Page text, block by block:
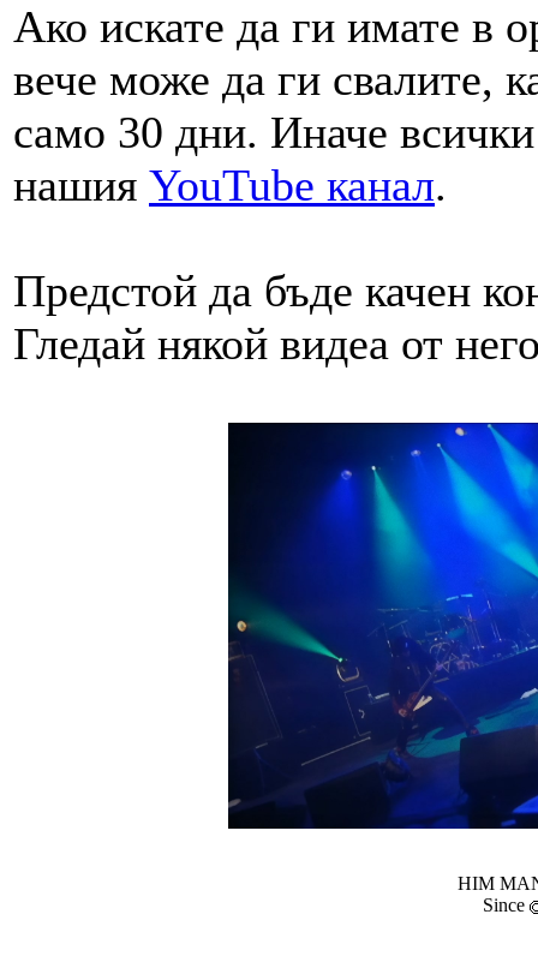
Ако искате да ги имате в
вече може да ги свалите,
само 30 дни. Иначе
нашия YouTube канал.
Предстой да бъде качен
Гледай някой видеа от
HIM
Since